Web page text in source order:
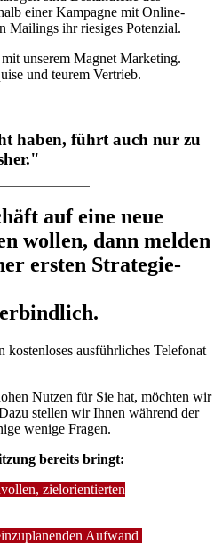
einer Kampagne mit Online-
Mailings ihr riesiges Potenzial.
unserem Magnet Marketing.
und teurem Vertrieb.
haben, führt auch nur zu
auf eine neue
wollen, dann melden
ersten Strategie-
ausführliches Telefonat
Nutzen für Sie hat, möchten wir
stellen wir Ihnen während der
wenige Fragen.
bereits bringt:
zielorientierten
Aufwand